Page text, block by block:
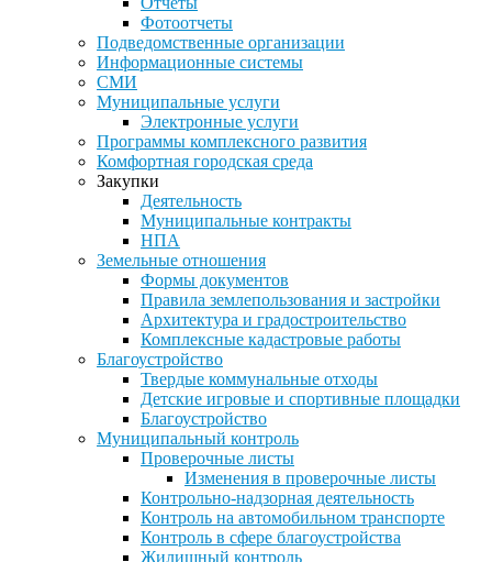
Фотоотчеты
Подведомственные организации
Информационные системы
СМИ
Муниципальные услуги
Электронные услуги
Программы комплексного развития
Комфортная городская среда
Закупки
Деятельность
Муниципальные контракты
НПА
Земельные отношения
Формы документов
Правила землепользования и застройки
Архитектура и градостроительство
Комплексные кадастровые работы
Благоустройство
Твердые коммунальные отходы
Детские игровые и спортивные площадки
Благоустройство
Муниципальный контроль
Проверочные листы
Изменения в проверочные листы
Контрольно-надзорная деятельность
Контроль на автомобильном транспорте
Контроль в сфере благоустройства
Жилищный контроль